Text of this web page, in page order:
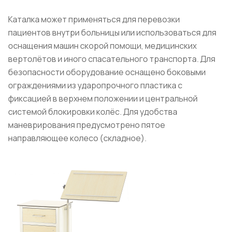
Каталка может применяться для перевозки
пациентов внутри больницы или использоваться для
оснащения машин скорой помощи, медицинских
вертолётов и иного спасательного транспорта. Для
безопасности оборудование оснащено боковыми
ограждениями из ударопрочного пластика с
фиксацией в верхнем положении и центральной
системой блокировки колёс. Для удобства
маневрирования предусмотрено пятое
направляющее колесо (складное).